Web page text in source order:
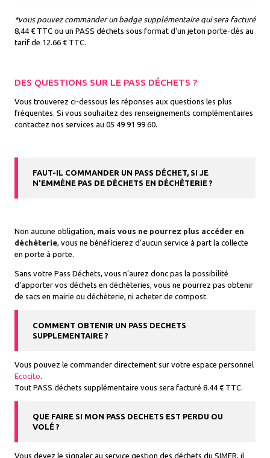
*vous pouvez commander un badge supplémentaire qui sera facturé
8,44 € TTC ou un PASS déchets sous format d'un jeton porte-clés au
tarif de 12.66 € TTC.
DES QUESTIONS SUR LE PASS DÉCHETS ?
Vous trouverez ci-dessous les réponses aux questions les plus
fréquentes. Si vous souhaitez des renseignements complémentaires
contactez nos services au 05 49 91 99 60.
FAUT-IL COMMANDER UN PASS DÉCHET, SI JE
N'EMMÈNE PAS DE DÉCHETS EN DÉCHÈTERIE ?
Non aucune obligation, mais vous ne pourrez plus accéder en
déchèterie , vous ne bénéficierez d’aucun service à part la collecte
en porte à porte.
Sans votre Pass Déchets, vous n’aurez donc pas la possibilité
d’apporter vos déchets en déchèteries, vous ne pourrez pas obtenir
de sacs en mairie ou déchèterie, ni acheter de compost.
COMMENT OBTENIR UN PASS DECHETS
SUPPLEMENTAIRE ?
Vous pouvez le commander directement sur votre espace personnel
Ecocito
Tout PASS déchets supplémentaire vous sera facturé 8.44 € TTC.
QUE FAIRE SI MON PASS DECHETS EST PERDU OU
VOLÉ ?
Vous devez le signaler au service gestion des déchets du SIMER, il